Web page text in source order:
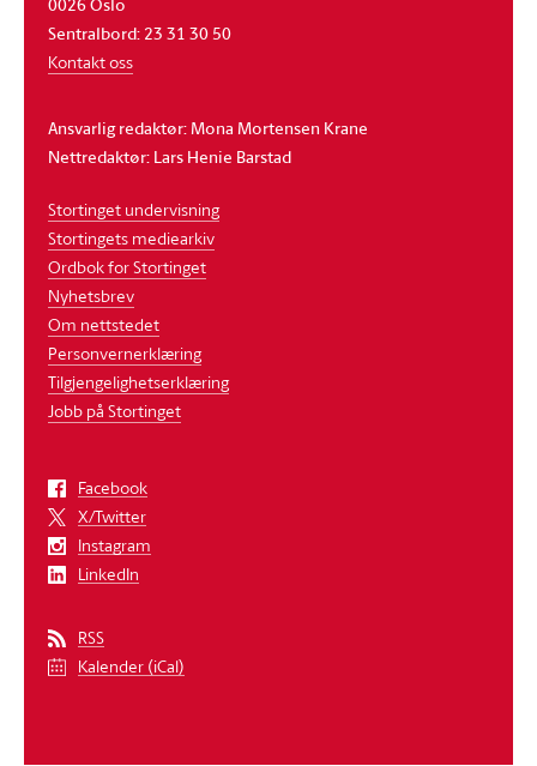
Sentralbord: 23 31 30 50
Kontakt oss
Ansvarlig redaktør: Mona Mortensen Krane
Nettredaktør: Lars Henie Barstad
Stortinget undervisning
Stortingets mediearkiv
Ordbok for Stortinget
Nyhetsbrev
Om nettstedet
Personvernerklæring
Tilgjengelighetserklæring
Jobb på Stortinget
Facebook
X/Twitter
Instagram
LinkedIn
RSS
Kalender (iCal)